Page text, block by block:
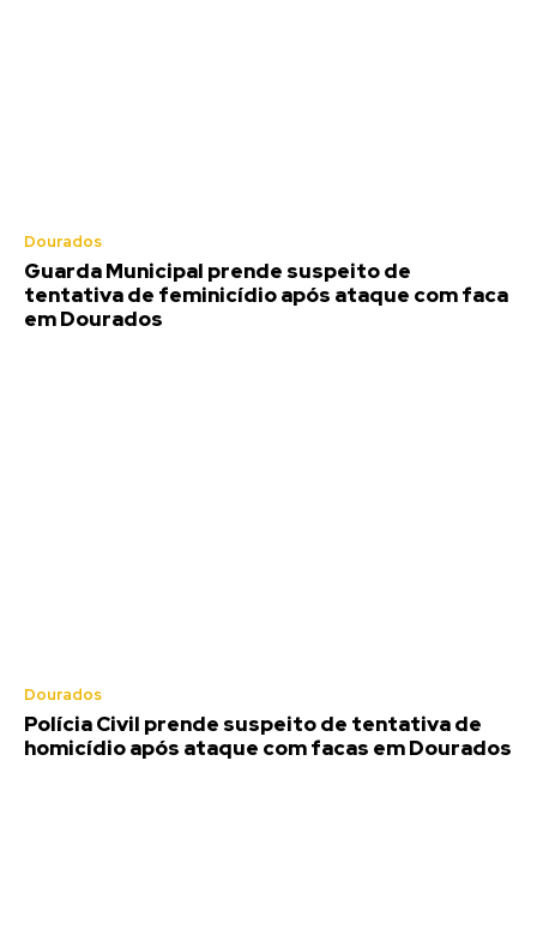
Dourados
Guarda Municipal prende suspeito de
tentativa de feminicídio após ataque com faca
em Dourados
Dourados
Polícia Civil prende suspeito de tentativa de
homicídio após ataque com facas em Dourados